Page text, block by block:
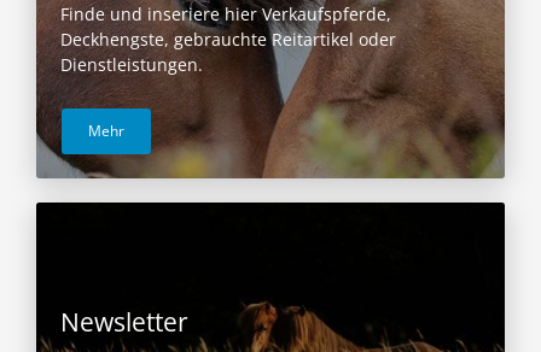
Finde und inseriere hier Verkaufspferde,
Deckhengste, gebrauchte Reitartikel oder
Dienstleistungen.
Mehr
Newsletter